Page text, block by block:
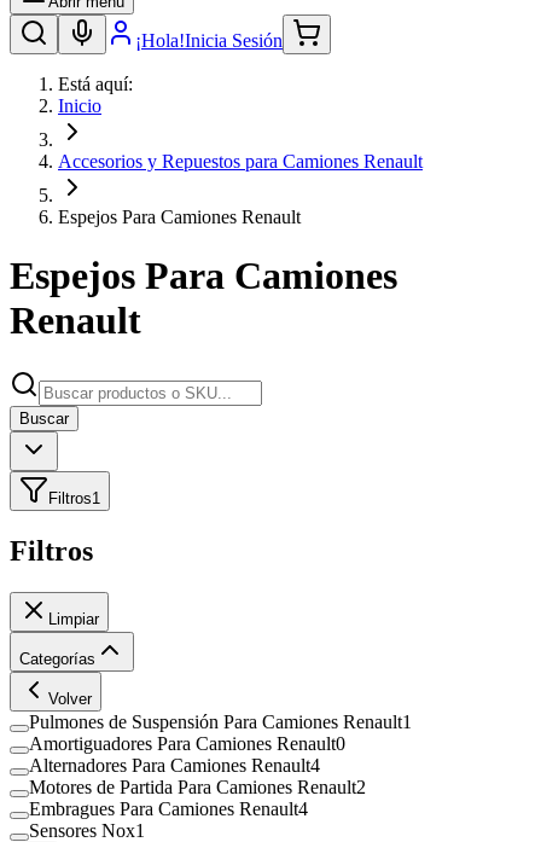
¡Hola!Inicia Sesión
Está aquí:
Inicio
Accesorios y Repuestos para Camiones Renault
Espejos Para Camiones Renault
Espejos Para Camiones
Renault
Buscar
Filtros1
Filtros
Limpiar
Categorías
Volver
Pulmones de Suspensión Para Camiones Renault1
Amortiguadores Para Camiones Renault0
Alternadores Para Camiones Renault4
Motores de Partida Para Camiones Renault2
Embragues Para Camiones Renault4
Sensores Nox1